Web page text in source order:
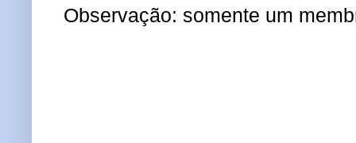
Observação: somente um